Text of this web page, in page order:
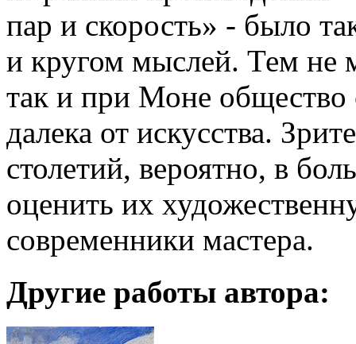
пар и скорость» - было
и кругом мыслей. Тем не
так и при Моне общество
далека от искусства.
столетий, вероятно, в
оценить их
современники мастера.
Другие работы автора: